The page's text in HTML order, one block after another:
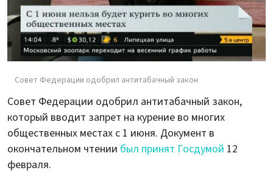
Совет Федерации одобрил антитабачный закон
Совет Федерации одобрил антитабачный закон,
который вводит запрет на курение во многих
общественных местах с 1 июня. Документ в
окончательном чтении был принят Госдумой 12
февраля.